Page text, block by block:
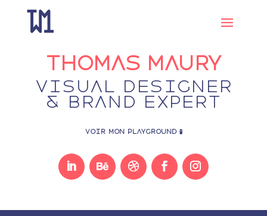
Thomas Maury
Visual Designer
& Brand Expert
VOIR MON PLAYGROUND 🧪